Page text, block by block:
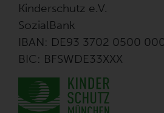
Kinderschutz e.V.
SozialBank
IBAN: DE93 3702 0500
BIC: BFSWDE33XXX